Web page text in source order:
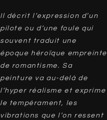
Il décrit l’expression d’un
pilote ou d’une foule qui
souvent traduit une
époque héroïque empreinte
de romantisme. Sa
peinture va au-delà de
l’hyper réalisme et exprime
le tempérament, les
vibrations que l’on ressent